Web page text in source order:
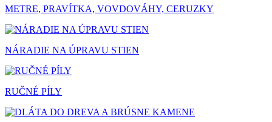
METRE, PRAVÍTKA, VOVDOVÁHY, CERUZKY
NÁRADIE NA ÚPRAVU STIEN
RUČNÉ PÍLY